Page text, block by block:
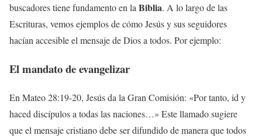
buscadores tiene fundamento en laBiblia. A lo largo de las
Escrituras, vemos ejemplos de cómo Jesús y sus seguidores
hacían accesible el mensaje de Dios a todos. Por ejemplo:
El mandato de evangelizar
En Mateo 28:19-20, Jesús da la Gran Comisión: «Por tanto, id y
haced discípulos a todas las naciones…» Este llamado sugiere
que el mensaje cristiano debe ser difundido de manera que todos